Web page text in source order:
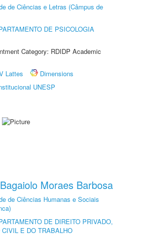
de Ciências e Letras (Câmpus de
DE PSICOLOGIA
Category: RDIDP Academic
Lattes
Dimensions
UNESP
Moraes Barbosa
de Ciências Humanas e Sociais
DE DIREITO PRIVADO,
E DO TRABALHO